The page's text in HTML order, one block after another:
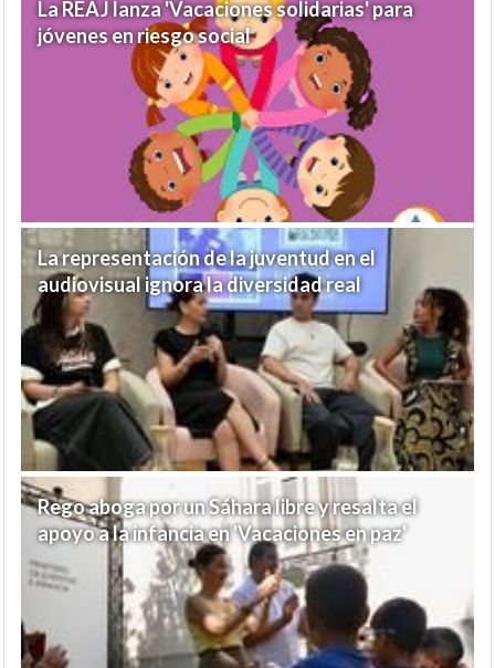
La REAJ lanza 'Vacaciones solidarias' para
jóvenes en riesgo social
La representación de la juventud en el
audiovisual ignora la diversidad real
Rego aboga por un Sáhara libre y resalta el
apoyo a la infancia en 'Vacaciones en paz'